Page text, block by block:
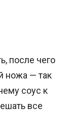
после чего
ножа — так
соус к
все